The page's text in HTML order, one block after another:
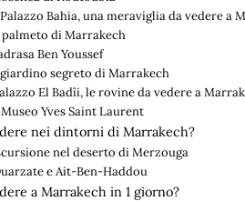
Bahia, una meraviglia da vedere a
palmeto di Marrakech
Ben Youssef
segreto di Marrakech
El Badîi, le rovine da vedere a
Museo Yves Saint Laurent
nei dintorni di Marrakech?
nel deserto di Merzouga
e Ait-Ben-Haddou
a Marrakech in 1 giorno?